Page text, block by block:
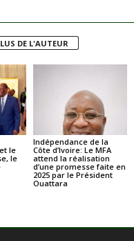
DE L'AUTEUR
le
le
Indépendance de la
Côte d’Ivoire: Le MFA
attend la réalisation
d’une promesse faite en
2025 par le Président
Ouattara